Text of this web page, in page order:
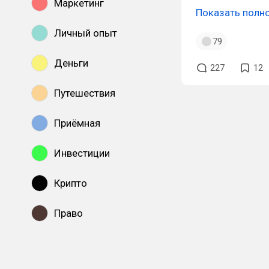
Маркетинг
Личный опыт
Деньги
Путешествия
Приёмная
Инвестиции
Крипто
Право
Показать
79
227 12